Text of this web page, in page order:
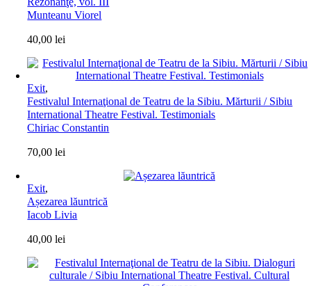
Munteanu Viorel
40,00lei
Exit,
Festivalul Internaţional de Teatru de la Sibiu. Mărturii / Sibiu
International Theatre Festival. Testimonials
Chiriac Constantin
70,00lei
Exit,
Așezarea lăuntrică
Iacob Livia
40,00lei